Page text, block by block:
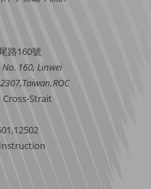
路160號
160, Linwei
Strait